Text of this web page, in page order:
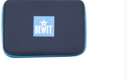
mici BEWIT.
de temperatură.